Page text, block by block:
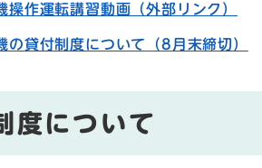
操作運転講習動画（外部リンク）
の貸付制度について（8月末締切）
度について